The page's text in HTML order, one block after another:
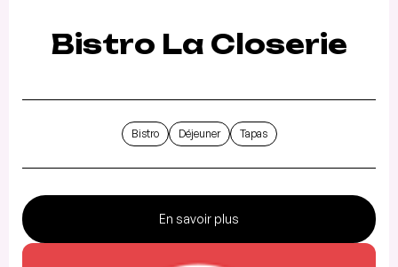
Bistro La Closerie
Bistro Déjeuner Tapas
En savoir plus